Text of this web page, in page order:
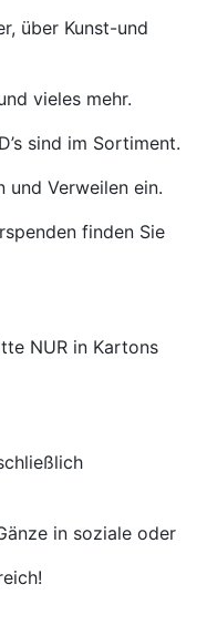
über Kunst-und
vieles mehr.
sind im Sortiment.
und Verweilen ein.
finden Sie
NUR in Kartons
in soziale oder